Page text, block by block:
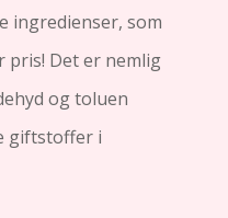
ingredienser, som
pris! Det er nemlig
og toluen
giftstoffer i